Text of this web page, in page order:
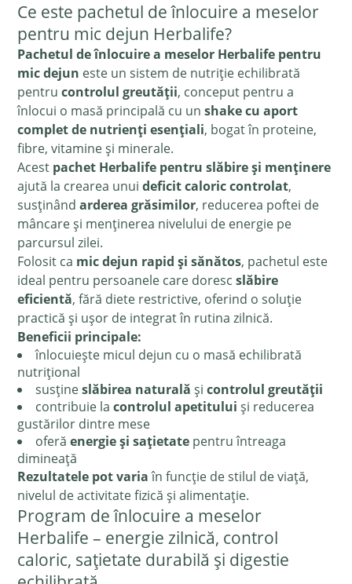
Ce este pachetul de înlocuire a meselor
pentru mic dejun Herbalife?
Pachetul de înlocuire a meselor Herbalife pentru
mic dejun este un sistem de nutriție echilibrată
pentrucontrolul greutății, conceput pentru a
înlocui o masă principală cu unshake cu aport
complet de nutrienți esențiali, bogat în proteine,
fibre, vitamine și minerale.
Acest pachet Herbalife pentru slăbire și menținere
ajută la crearea unuideficit caloric controlat,
susținândarderea grăsimilor, reducerea poftei de
mâncare și menținerea nivelului de energie pe
parcursul zilei.
Folosit ca mic dejun rapid și sănătos, pachetul este
ideal pentru persoanele care dorescslăbire
eficientă, fără diete restrictive, oferind o soluție
practică și ușor de integrat în rutina zilnică.
Beneficii principale:
înlocuiește micul dejun cu o masă echilibrată
nutrițional
susțineslăbirea naturală șicontrolul greutății
contribuie lacontrolul apetitului și reducerea
gustărilor dintre mese
oferăenergie și sațietate pentru întreaga
dimineață
Rezultatele pot variaîn funcție de stilul de viață,
nivelul de activitate fizică și alimentație.
Program de înlocuire a meselor
Herbalife – energie zilnică, control
caloric, sațietate durabilă și digestie